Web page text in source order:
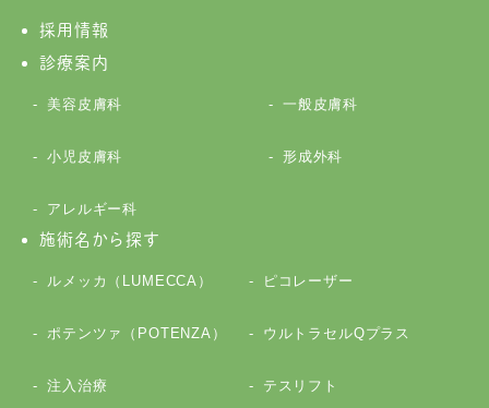
採用情報
診療案内
美容皮膚科 一般皮膚科
小児皮膚科 形成外科
アレルギー科
施術名から探す
ルメッカ（LUMECCA） ピコレーザー
ポテンツァ（POTENZA） ウルトラセルQプラス
注入治療 テスリフト